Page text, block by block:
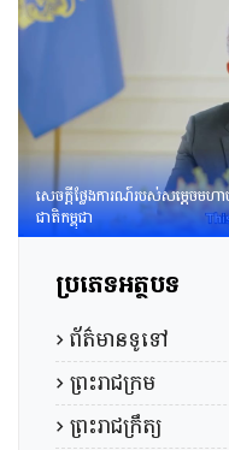
របស់​រាជរដ្ឋាភិបាល​នៃ​
ព្រះរាជាណាចក្រកម្ពុជា។
សេចក្តីថ្លែងការណ៍របស់សម្តេចមហ
ជាតិកម្ពុជា
ប្រភេទអត្ថបទ
ព័ត៌មានទូទៅ
ព្រះរាជក្រម
ព្រះរាជក្រឹត្យ